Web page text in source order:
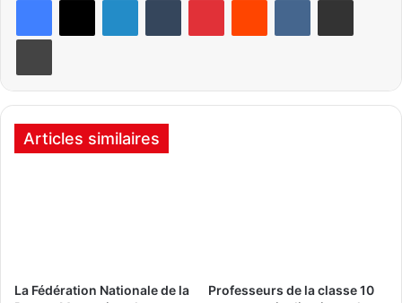
Articles similaires
La Fédération Nationale de la
Professeurs de la classe 10